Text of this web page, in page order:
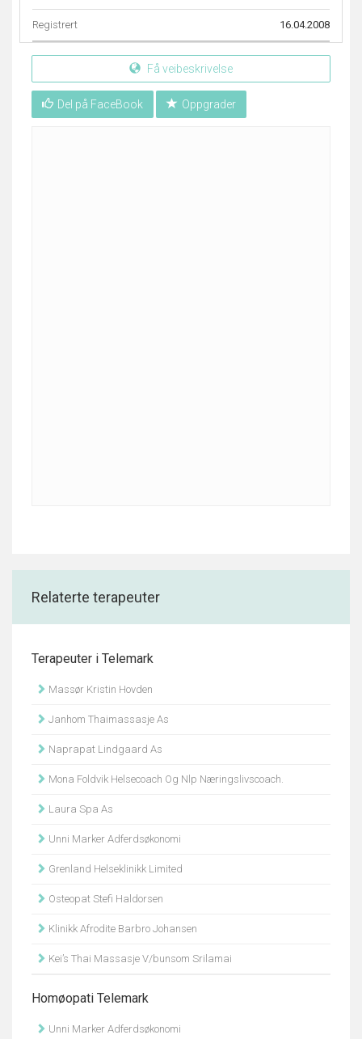
Registrert 16.04.2008
Få veibeskrivelse
Del på FaceBook Oppgrader
Relaterte terapeuter
Terapeuter i Telemark
Massør Kristin Hovden
Janhom Thaimassasje As
Naprapat Lindgaard As
Mona Foldvik Helsecoach Og Nlp Næringslivscoach.
Laura Spa As
Unni Marker Adferdsøkonomi
Grenland Helseklinikk Limited
Osteopat Stefi Haldorsen
Klinikk Afrodite Barbro Johansen
Kei’s Thai Massasje V/bunsom Srilamai
Homøopati Telemark
Unni Marker Adferdsøkonomi